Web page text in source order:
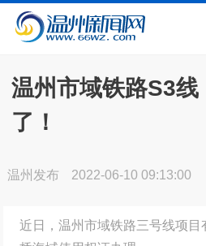
温州市域铁路S3
了！
温州发布 2022-06-10 09:13:00
近日，温州市域铁路三号线项